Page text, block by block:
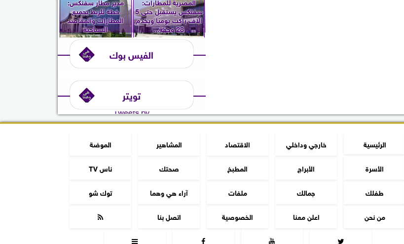
سفنكس يستقبل حتى 5
آلاف راكب يوميًا ويخدم
28 وجهة...
خطة للربط بجميع
المطارات والمقاصد
السياحية
الفيس بوك
تويتر
Tweets by
الرئيسية خارجي وداخلي الاقتصاد المشاهير
الموضة
الأسرة
الأبراج المطبخ صحتك
ناس TV
طفلك
جمالك ملفات آراء هي وهما
توك شو
من نحن
اعلن معنا الخصوصية اتصل بنا




